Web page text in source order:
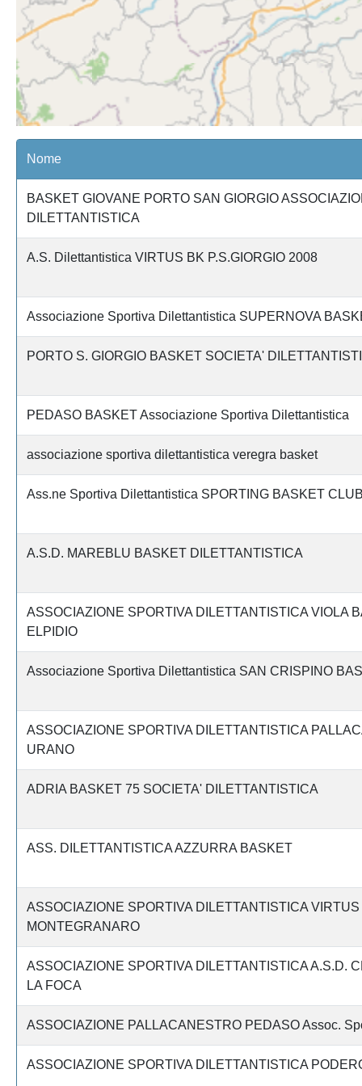
Nome
BASKET GIOVANE PORTO SAN GIORGIO
DILETTANTISTICA
A.S. Dilettantistica VIRTUS BK P.S.GIORGIO 2008
Associazione Sportiva Dilettantistica SUPERNOVA
PORTO S. GIORGIO BASKET SOCIETA'
PEDASO BASKET Associazione Sportiva Dilettantistica
associazione sportiva dilettantistica veregra basket
Ass.ne Sportiva Dilettantistica SPORTING BASKET
A.S.D. MAREBLU BASKET DILETTANTISTICA
ASSOCIAZIONE SPORTIVA DILETTANTISTICA VIOLA
ELPIDIO
Associazione Sportiva Dilettantistica SAN CRISPINO
ASSOCIAZIONE SPORTIVA DILETTANTISTICA
URANO
ADRIA BASKET 75 SOCIETA' DILETTANTISTICA
ASS. DILETTANTISTICA AZZURRA BASKET
ASSOCIAZIONE SPORTIVA DILETTANTISTICA VIRTUS
MONTEGRANARO
ASSOCIAZIONE SPORTIVA DILETTANTISTICA A.S.D.
LA FOCA
ASSOCIAZIONE PALLACANESTRO PEDASO Assoc.
ASSOCIAZIONE SPORTIVA DILETTANTISTICA